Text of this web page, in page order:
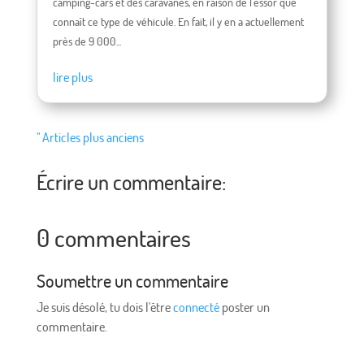
connaît ce type de véhicule. En fait, il y en a actuellement
près de 9 000...
lire plus
" Articles plus anciens
Écrire un commentaire:
0 commentaires
Soumettre un commentaire
Je suis désolé, tu dois l'êtreconnectéposter un
commentaire.